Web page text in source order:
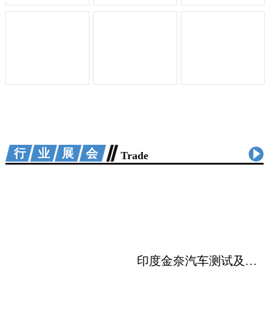
行业展会 Trade
印度金奈汽车测试及质量监控展览会 Automotive Testing Expo